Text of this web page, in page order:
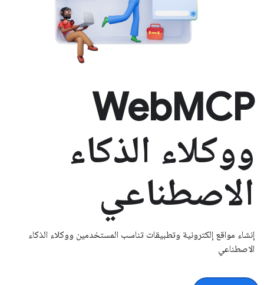
WebMCP
ووكلاء الذكاء
الاصطناعي
إنشاء مواقع إلكترونية وتطبيقات تناسب المستخدمين ووكلاء الذكاء
الاصطناعي